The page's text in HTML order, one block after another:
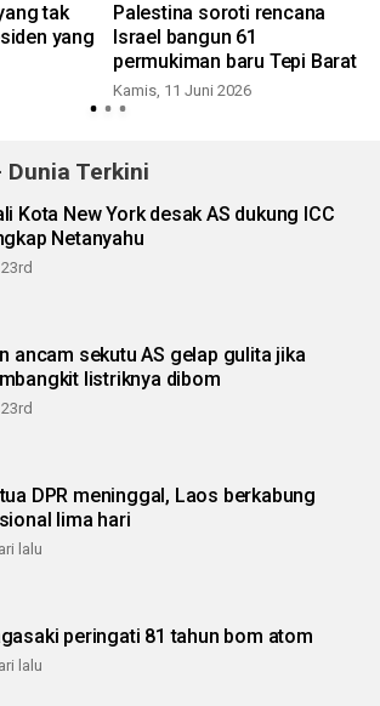
tak
yang
Palestina soroti rencana
Israel bangun 61
permukiman baru Tepi Barat
Kamis, 11 Juni 2026
Terkini
Kota New York desak AS dukung ICC
Netanyahu
ancam sekutu AS gelap gulita jika
listriknya dibom
DPR meninggal, Laos berkabung
lima hari
lalu
peringati 81 tahun bom atom
lalu